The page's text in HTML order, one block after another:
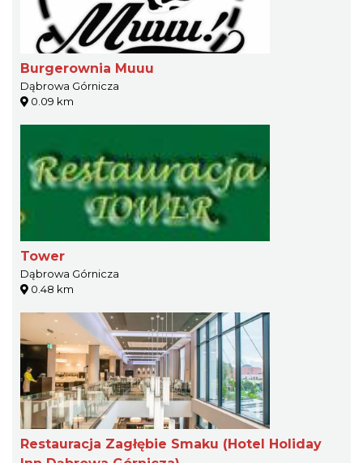
Burgerownia Muuu
Dąbrowa Górnicza
0.09 km
Tower
Dąbrowa Górnicza
0.48 km
Restauracja Zagłębie Smaku (Hotel Holiday